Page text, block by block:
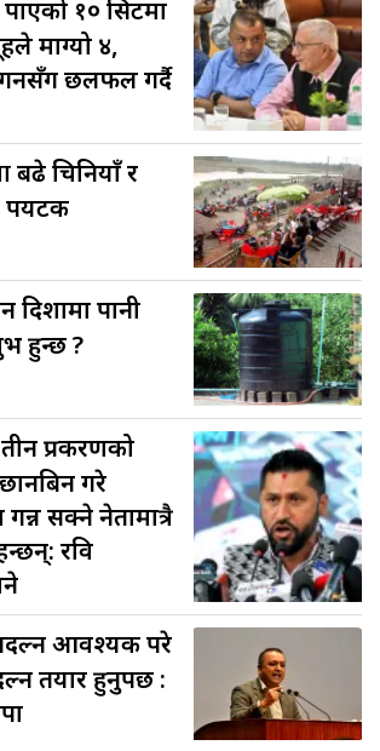
पाएको १० सिटमा
माग्यो ४,
छलफल गर्दै
बढे चिनियाँ र
पर्यटक
दिशामा पानी
हुन्छ ?
तीन प्रकरणको
गरे
सक्ने नेतामात्रै
रवि
आवश्यक परे
तयार हुनुपर्छ :